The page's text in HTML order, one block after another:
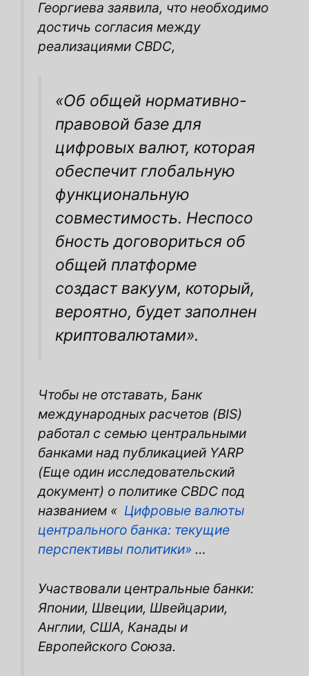
Георгиева заявила, что необходимо
достичь согласия между
реализациями CBDC,
«Об общей нормативно-
правовой базе для
цифровых валют, которая
обеспечит глобальную
функциональную
совместимость. Неспосо
бность договориться об
общей платформе
создаст вакуум, который,
вероятно, будет заполнен
криптовалютами».
Чтобы не отставать, Банк
международных расчетов (BIS)
работал с семью центральными
банками над публикацией YARP
(Еще один исследовательский
документ) о политике CBDC под
названием « Цифровые валюты
центрального банка: текущие
перспективы политики» …
Участвовали центральные банки:
Японии, Швеции, Швейцарии,
Англии, США, Канады и
Европейского Союза.